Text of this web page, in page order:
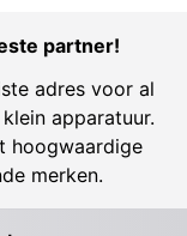
partner!
adres voor al
apparatuur.
hoogwaardige
merken.